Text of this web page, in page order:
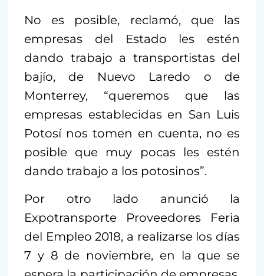
No es posible, reclamó, que las
empresas del Estado les estén
dando trabajo a transportistas del
bajío, de Nuevo Laredo o de
Monterrey, “queremos que las
empresas establecidas en San Luis
Potosí nos tomen en cuenta, no es
posible que muy pocas les estén
dando trabajo a los potosinos”.
Por otro lado anunció la
Expotransporte Proveedores Feria
del Empleo 2018, a realizarse los días
7 y 8 de noviembre, en la que se